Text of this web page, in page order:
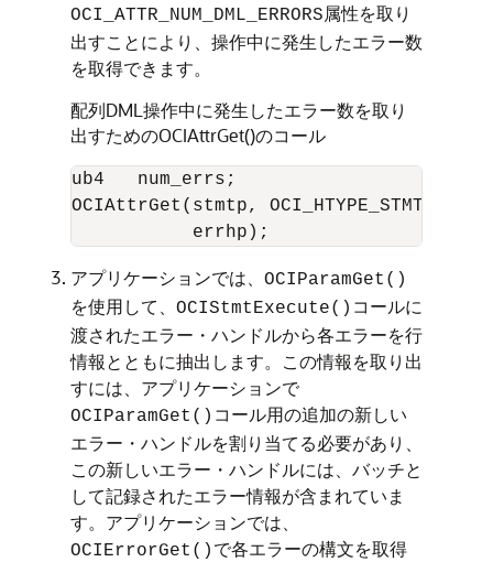
OCI_ATTR_NUM_DML_ERRORS属性を取り
出すことにより、操作中に発生したエラー数
を取得できます。
配列DML操作中に発生したエラー数を取り
出すためのOCIAttrGet()のコール
ub4   num_errs;
OCIAttrGet(stmtp, OCI_HTYPE_STMT,
アプリケーションでは、 OCIParamGet()
を使用して、 OCIStmtExecute() コールに
渡されたエラー・ハンドルから各エラーを行
情報とともに抽出します。この情報を取り出
すには、アプリケーションで
OCIParamGet() コール用の追加の新しい
エラー・ハンドルを割り当てる必要があり、
この新しいエラー・ハンドルには、バッチと
して記録されたエラー情報が含まれていま
す。アプリケーションでは、
OCIErrorGet() で各エラーの構文を取得